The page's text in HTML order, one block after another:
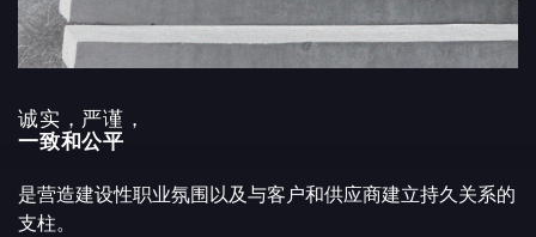
诚实，严谨，
一致和公平
是营造建设性职业氛围以及与客户和供应商建立持久关系的
支柱。